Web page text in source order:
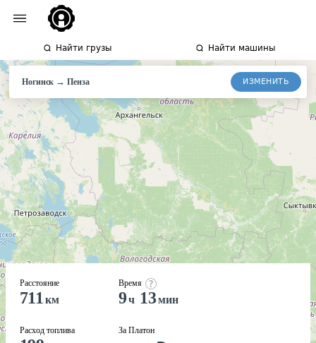
Найти грузы Найти машины
Ногинск →Пенза ИЗМЕНИТЬ
Расстояние
711 км
Расход топлива
Время
9ч 13мин
За Платон